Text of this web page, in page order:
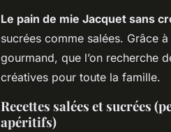
Le pain de mie Jacquet sans
sucrées comme salées. Grâce
gourmand, que l’on recherche
créatives pour toute la famille.
Recettes salées et sucrées
apéritifs)